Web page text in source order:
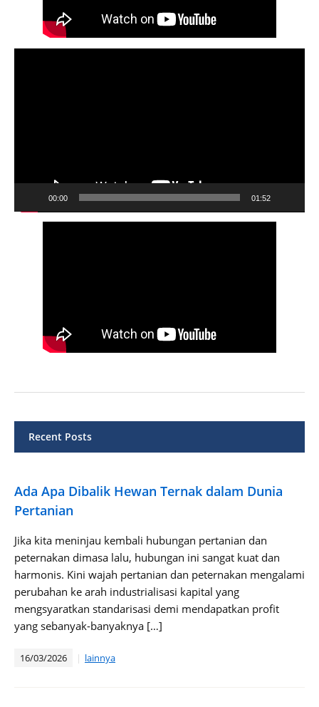
00:00 01:52
Recent Posts
Ada Apa Dibalik Hewan Ternak dalam Dunia
Pertanian
Jika kita meninjau kembali hubungan pertanian dan
peternakan dimasa lalu, hubungan ini sangat kuat dan
harmonis. Kini wajah pertanian dan peternakan mengalami
perubahan ke arah industrialisasi kapital yang
mengsyaratkan standarisasi demi mendapatkan profit
yang sebanyak-banyaknya […]
16/03/2026 lainnya